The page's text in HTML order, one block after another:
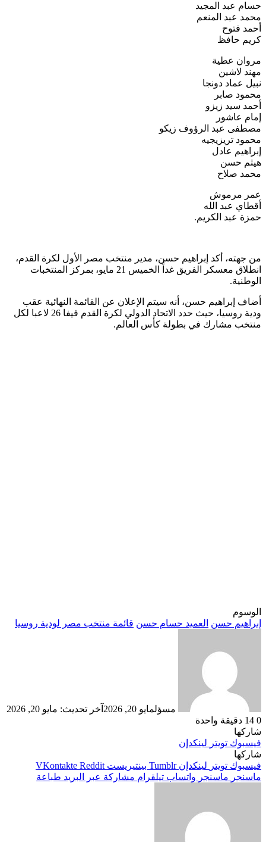
حسام عبد المجيد
محمد عبد المنعم
أحمد فتوح
كريم حافظ
مروان عطية
مهند لاشين
نبيل عماد دونجا
محمود صابر
أحمد سيد زيزو
إمام عاشور
مصطفى عبد الرؤوف زيكو
محمود تريزيجيه
إبراهيم عادل
هيثم حسن
محمد صلاح
عمر مرموش
أقطاي عبد الله
حمزة عبد الكريم.
من جهته، أكد إبراهيم حسن، مدير منتخب مصر الأول لكرة القدم،
انطلاق معسكر الفريق غداً الخميس 21 مايو، بمركز المنتخبات
الوطنية.
أضاف إبراهيم حسن، أنه سيتم الإعلان عن القائمة النهائية عقب
ودية روسيا، حيث حدد الاتحاد الدولي لكرة القدم فيفا 26 لاعبا لكل
منتخب مشارك في بطولة كأس العالم.
الوسوم
إبراهيم حسن العميد حسام حسن قائمة منتخب مصر لودية روسيا
مسؤلمايو 20, 2026
آخر تحديث: مايو 20, 2026
0
دقيقة واحدة
شاركها
فيسبوك تويتر لينكدإن
شاركها
فيسبوك تويتر لينكدإن بينتيريست
ماسنجر ماسنجر واتساب تيلقرام مشاركة عبر البريد طباعة